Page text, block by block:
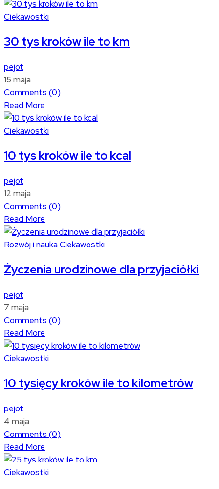
Ciekawostki
30 tys kroków ile to km
pejot
15 maja
Comments (0)
Read More
Ciekawostki
10 tys kroków ile to kcal
pejot
12 maja
Comments (0)
Read More
Rozwój i naukaCiekawostki
Życzenia urodzinowe dla przyjaciółki
pejot
7 maja
Comments (0)
Read More
Ciekawostki
10 tysięcy kroków ile to kilometrów
pejot
4 maja
Comments (0)
Read More
Ciekawostki